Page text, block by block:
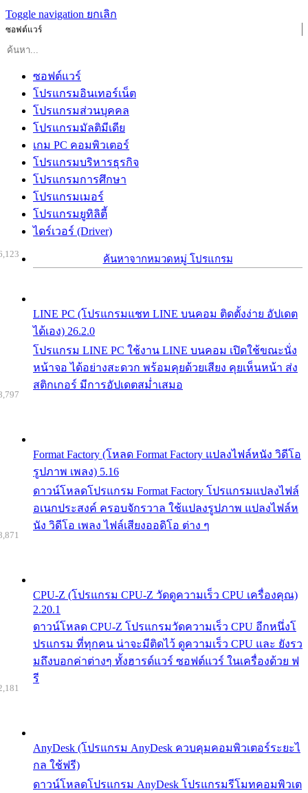
Toggle navigation ยกเลิก
ซอฟต์แวร์
ซอฟต์แวร์
โปรแกรมอินเทอร์เน็ต
โปรแกรมส่วนบุคคล
โปรแกรมมัลติมีเดีย
เกม PC คอมพิวเตอร์
โปรแกรมบริหารธุรกิจ
โปรแกรมการศึกษา
โปรแกรมเมอร์
โปรแกรมยูทิลิตี้
ไดร์เวอร์ (Driver)
ค้นหาจากหมวดหมู่ โปรแกรม
LINE PC (โปรแกรมแชท LINE บนคอม ติดตั้งง่าย อัปเดต
ได้เอง) 26.2.0
โปรแกรม LINE PC ใช้งาน LINE บนคอม เปิดใช้ขณะนั่ง
หน้าจอ ได้อย่างสะดวก พร้อมคุยด้วยเสียง คุยเห็นหน้า ส่ง
สติกเกอร์ มีการอัปเดตสม่ำเสมอ
Format Factory (โหลด Format Factory แปลงไฟล์หนัง วิดีโอ
รูปภาพ เพลง) 5.16
ดาวน์โหลดโปรแกรม Format Factory โปรแกรมแปลงไฟล์
อเนกประสงค์ ครอบจักรวาล ใช้แปลงรูปภาพ แปลงไฟล์ห
นัง วิดีโอ เพลง ไฟล์เสียงออดิโอ ต่าง ๆ
CPU-Z (โปรแกรม CPU-Z วัดดูความเร็ว CPU เครื่องคุณ)
2.20.1
ดาวน์โหลด CPU-Z โปรแกรมวัดความเร็ว CPU อีกหนึ่งโ
ปรแกรม ที่ทุกคน น่าจะมีติดไว้ ดูความเร็ว CPU และ ยังรว
มถึงบอกค่าต่างๆ ทั้งฮารด์แวร์ ซอฟต์แวร์ ในเครื่องด้วย ฟ
รี
AnyDesk (โปรแกรม AnyDesk ควบคุมคอมพิวเตอร์ระยะไ
กล ใช้ฟรี)
ดาวน์โหลดโปรแกรม AnyDesk โปรแกรมรีโมทคอมพิวเต